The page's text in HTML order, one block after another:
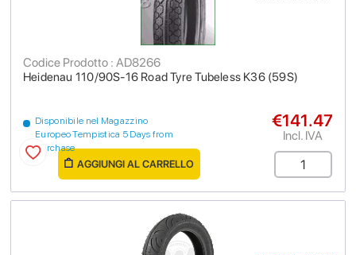
Heidenau 110/90S-16 Road Tyre Tubeless K36 (59S)
Codice Prodotto : AD8266
Disponibile nel Magazzino
Europeo Tempistica 5 Days from
purchase
€141.47
Incl. IVA
AGGIUNGI AL CARRELLO